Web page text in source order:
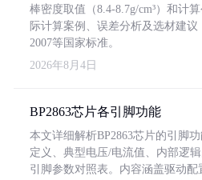
棒密度取值（8.4-8.7g/cm³）和计
际计算案例、误差分析及选材建议
2007等国家标准。
2026年8月4日
BP2863芯片各引脚功能
本文详细解析BP2863芯片的引脚
定义、典型电压/电流值、内部逻
引脚参数对照表。内容涵盖驱动